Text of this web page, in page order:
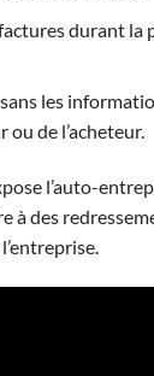
durant la
les
de l’acheteur.
l’auto-
à des